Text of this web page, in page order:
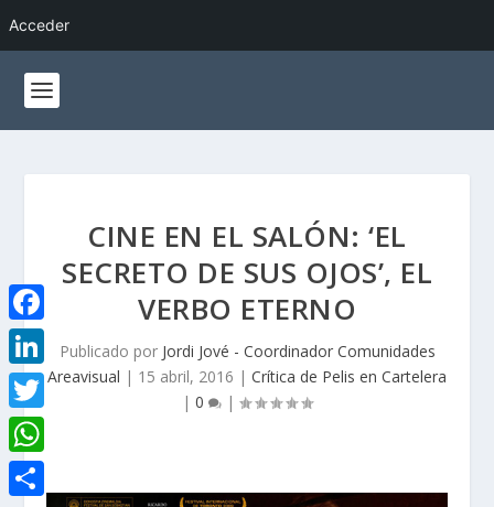
Acceder
CINE EN EL SALÓN: ‘EL
SECRETO DE SUS OJOS’, EL
VERBO ETERNO
Publicado por Jordi Jové - Coordinador Comunidades
Areavisual | 15 abril, 2016 | Crítica de Pelis en Cartelera
| 0 |
F
a
c
e
b
L
i
n
k
T
w
i
W